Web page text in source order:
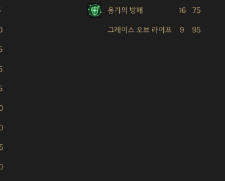
용기의 방패 16 75
그레이스 오브 라이프 9 95